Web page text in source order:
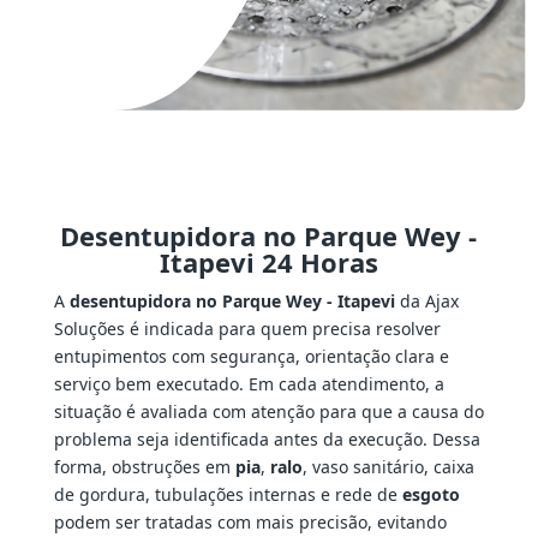
Desentupidora no Parque Wey -
Itapevi 24 Horas
A desentupidora no Parque Wey - Itapevida Ajax
Soluções é indicada para quem precisa resolver
entupimentos com segurança, orientação clara e
serviço bem executado. Em cada atendimento, a
situação é avaliada com atenção para que a causa do
problema seja identificada antes da execução. Dessa
forma, obstruções em pia, ralo, vaso sanitário, caixa
de gordura, tubulações internas e rede de esgoto
podem ser tratadas com mais precisão, evitando